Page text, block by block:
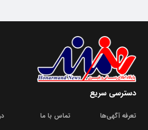
دسترسی سریع
تعرفه آگهی‌ها تماس با ما